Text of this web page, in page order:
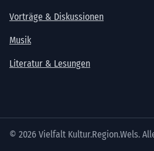
Vorträge & Diskussionen
Musik
Literatur & Lesungen
© 2026 Vielfalt Kultur.Region.Wels.